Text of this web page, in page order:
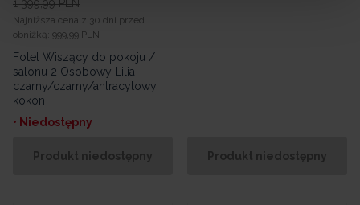
1 399,99 PLN
Najniższa cena z 30 dni przed
obniżką: 999,99 PLN
Fotel Wiszący do pokoju /
salonu 2 Osobowy Lilia
czarny/czarny/antracytowy
kokon
• Niedostępny
Produkt niedostępny Produkt niedostępny